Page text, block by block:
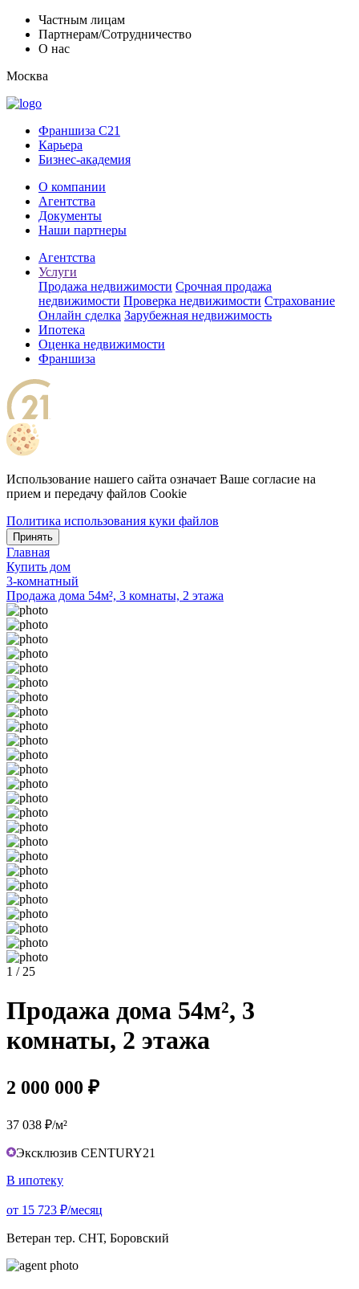
Частным лицам
Партнерам/Сотрудничество
О нас
Москва
Франшиза C21
Карьера
Бизнес-академия
О компании
Агентства
Документы
Наши партнеры
Агентства
Услуги
Продажа недвижимости Срочная продажа
недвижимости Проверка недвижимости Страхование
Онлайн сделка Зарубежная недвижимость
Ипотека
Оценка недвижимости
Франшиза
Использование нашего сайта означает Ваше согласие на
прием и передачу файлов Cookie
Политика использования куки файлов
Принять
Главная
Купить дом
3-комнатный
Продажа дома 54м², 3 комнаты, 2 этажа
1 / 25
Продажа дома 54м², 3
комнаты, 2 этажа
2 000 000 ₽
37 038 ₽/м²
Эксклюзив CENTURY21
В ипотеку
от 15 723 ₽/месяц
Ветеран тер. СНТ, Боровский